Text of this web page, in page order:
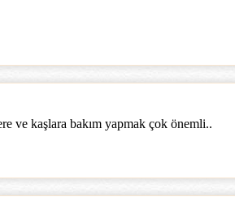
ve kaşlara bakım yapmak çok önemli..